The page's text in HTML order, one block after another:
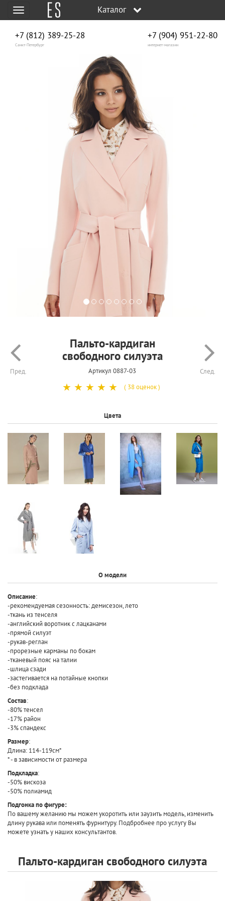
Меню Каталог
+7 (812) 389-25-28
Санкт-Петербург
+7 (904) 951‑22‑80
интернет-магазин
Пред.
Пальто-кардиган
свободного силуэта
Артикул 0887-03 След.
☆
☆
☆
☆
☆ ( 38 оценок )
Цвета
О модели
Описание:
-рекомендуемая сезонность: демисезон, лето
-ткань из тенселя
-английский воротник с лацканами
-прямой силуэт
-рукав-реглан
-прорезные карманы по бокам
-тканевый пояс на талии
-шлица сзади
-застегивается на потайные кнопки
-без подклада
Состав:
-80% тенсел
-17% район
-3% спандекс
Размер:
Длина: 114-119см*
* - в зависимости от размера
Подкладка:
-50% вискоза
-50% полиамид
Подгонка по фигуре:
По вашему желанию мы можем укоротить или заузить модель, изменить
длину рукава или поменять фурнитуру. Подбробнее про услугу Вы
можете узнать у наших консультантов.
Пальто-кардиган свободного силуэта